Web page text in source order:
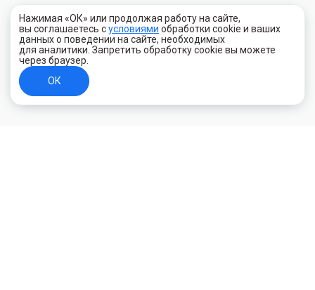
Нажимая «ОК» или продолжая работу на сайте,
вы соглашаетесь сусловиями обработки cookie и ваших
данных о поведении на сайте, необходимых
для аналитики. Запретить обработку cookie вы можете
через браузер.
ОК